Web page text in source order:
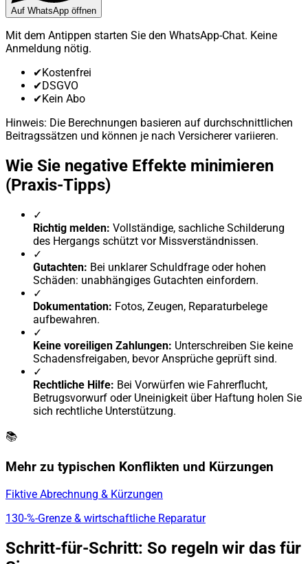
Auf WhatsApp öffnen
Mit dem Antippen starten Sie den WhatsApp-Chat. Keine
Anmeldung nötig.
✔Kostenfrei
✔DSGVO
✔Kein Abo
Hinweis: Die Berechnungen basieren auf durchschnittlichen
Beitragssätzen und können je nach Versicherer variieren.
Wie Sie negative Effekte minimieren
(Praxis-Tipps)
✓
Richtig melden: Vollständige, sachliche Schilderung
des Hergangs schützt vor Missverständnissen.
✓
Gutachten: Bei unklarer Schuldfrage oder hohen
Schäden: unabhängiges Gutachten einfordern.
✓
Dokumentation: Fotos, Zeugen, Reparaturbelege
aufbewahren.
✓
Keine voreiligen Zahlungen: Unterschreiben Sie keine
Schadensfreigaben, bevor Ansprüche geprüft sind.
✓
Rechtliche Hilfe: Bei Vorwürfen wie Fahrerflucht,
Betrugsvorwurf oder Uneinigkeit über Haftung holen Sie
sich rechtliche Unterstützung.
📚
Mehr zu typischen Konflikten und Kürzungen
Fiktive Abrechnung & Kürzungen
130-%-Grenze & wirtschaftliche Reparatur
Schritt-für-Schritt: So regeln wir das für